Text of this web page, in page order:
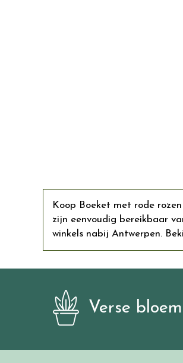
Koop Boeket met rode
zijn eenvoudig bereikbaar
winkels nabij Antwerpen.
Verse